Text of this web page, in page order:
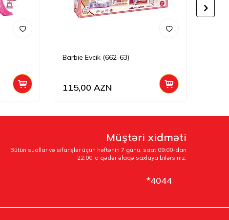
Barbie Evcik (662-63)
115,00 AZN
Müştəri xidməti
Bütün suallar və sifarişlər üçün həftənin 7 günü, saat 09:00-dan
22:00-a qədər əlaqə saxlaya bilərsiniz.
*4044